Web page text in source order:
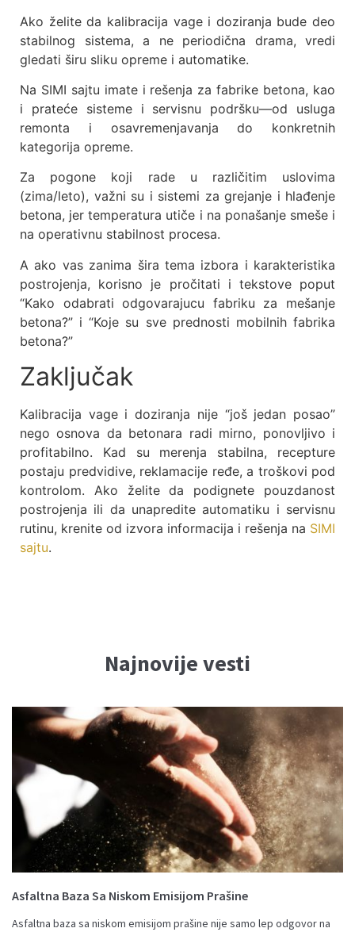
Ako želite da kalibracija vage i doziranja bude deo
stabilnog sistema, a ne periodična drama, vredi
gledati širu sliku opreme i automatike.
Na SIMI sajtu imate i rešenja za fabrike betona, kao
i prateće sisteme i servisnu podršku—od usluga
remonta i osavremenjavanja do konkretnih
kategorija opreme.
Za pogone koji rade u različitim uslovima
(zima/leto), važni su i sistemi za grejanje i hlađenje
betona, jer temperatura utiče i na ponašanje smeše i
na operativnu stabilnost procesa.
A ako vas zanima šira tema izbora i karakteristika
postrojenja, korisno je pročitati i tekstove poput
“Kako odabrati odgovarajucu fabriku za mešanje
betona?” i “Koje su sve prednosti mobilnih fabrika
betona?”
Zaključak
Kalibracija vage i doziranja nije “još jedan posao”
nego osnova da betonara radi mirno, ponovljivo i
profitabilno. Kad su merenja stabilna, recepture
postaju predvidive, reklamacije ređe, a troškovi pod
kontrolom. Ako želite da podignete pouzdanost
postrojenja ili da unapredite automatiku i servisnu
rutinu, krenite od izvora informacija i rešenja na SIMI
sajtu.
Najnovije vesti
Asfaltna Baza Sa Niskom Emisijom Prašine
Asfaltna baza sa niskom emisijom prašine nije samo lep odgovor na